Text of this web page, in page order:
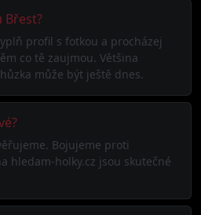
Břest?
profil s fotkou a procházej
co tě zaujmou. Většina
může být ještě dnes.
Bojujeme proti
hledam-holky.cz jsou skutečné